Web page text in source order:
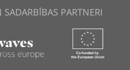
SADARBĪBAS PARTNERI